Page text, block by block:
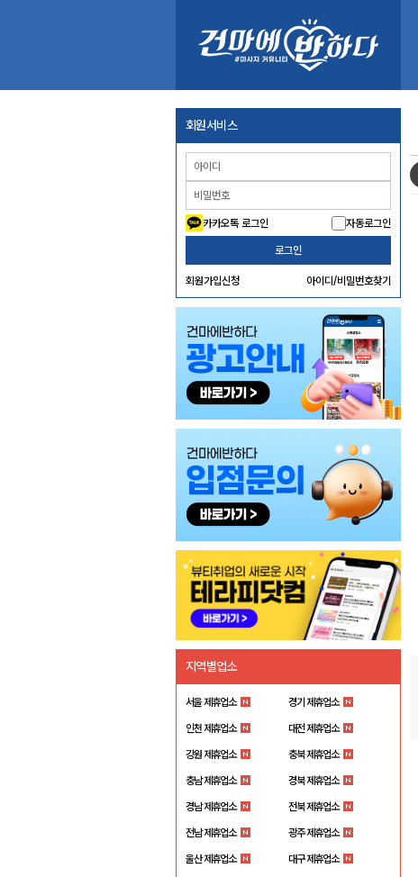
회원서비스
카카오톡 로그인 자동로그인
로그인
회원가입신청 아이디/비밀번호찾기
지역별업소
서울 제휴업소 경기 제휴업소
인천 제휴업소 대전 제휴업소
강원 제휴업소 충북 제휴업소
충남 제휴업소 경북 제휴업소
경남 제휴업소 전북 제휴업소
전남 제휴업소 광주 제휴업소
울산 제휴업소 대구 제휴업소